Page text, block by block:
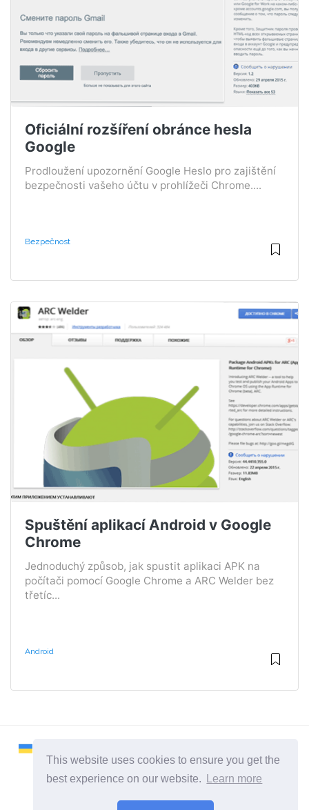
This website uses cookies to ensure you get the
best experience on our website.
Learn more
Oficiální rozšíření obránce hesla
Google
Prodloužení upozornění Google Heslo pro zajištění
bezpečnosti vašeho účtu v prohlížeči Chrome....
Bezpečnost
Spuštění aplikací Android v Google
Chrome
Jednoduchý způsob, jak spustit aplikaci APK na
počítači pomocí Google Chrome a ARC Welder bez
třetíc...
Android
2026 ©Remontcompa